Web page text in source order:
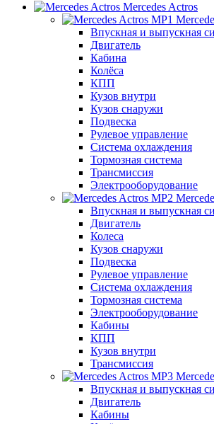
Mercedes Actros
Впускная и выпускная
Двигатель
Кабина
Колёса
КПП
Кузов внутри
Кузов снаружи
Подвеска
Рулевое управление
Система охлаждения
Тормозная система
Трансмиссия
Электрооборудование
Впускная и выпускная
Двигатель
Колеса
Кузов снаружи
Подвеска
Рулевое управление
Система охлаждения
Тормозная система
Электрооборудование
Кабины
КПП
Кузов внутри
Трансмиссия
Впускная и выпускная
Двигатель
Кабины